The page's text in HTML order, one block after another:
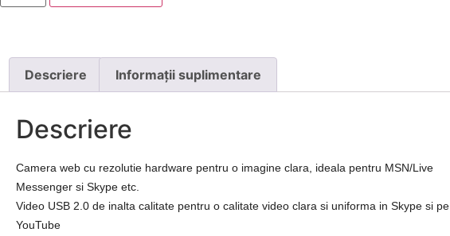
Descriere Informații suplimentare
Descriere
Camera web cu rezolutie hardware pentru o imagine clara, ideala pentru MSN/Live
Messenger si Skype etc.
Video USB 2.0 de inalta calitate pentru o calitate video clara si uniforma in Skype si pe
YouTube